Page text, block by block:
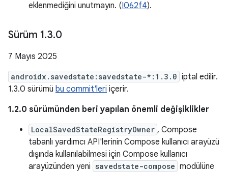
eklenmediğini unutmayın. (I062f4).
Sürüm 1.3.0
7 Mayıs 2025
androidx.savedstate:savedstate-*:1.3.0 iptal edilir.
1.3.0 sürümü bu commit'leri içerir.
1.2.0 sürümünden beri yapılan önemli değişiklikler
LocalSavedStateRegistryOwner , Compose
tabanlı yardımcı API'lerinin Compose kullanıcı arayüzü
dışında kullanılabilmesi için Compose kullanıcı
arayüzünden yeni savedstate-compose modülüne